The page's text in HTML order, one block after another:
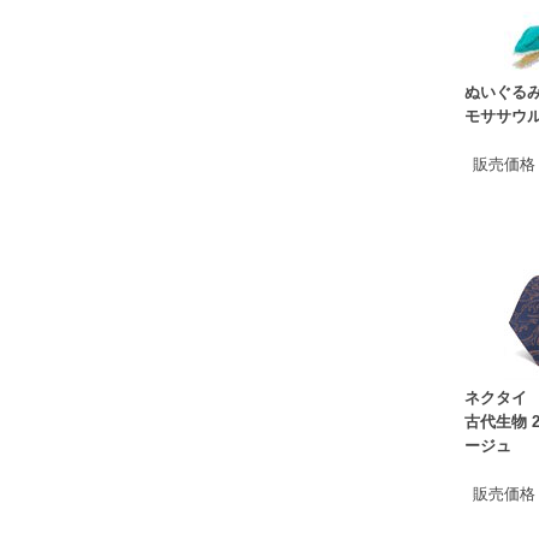
ぬいぐる
モササウ
販売価格
ネクタイ
古代生物
ージュ
販売価格